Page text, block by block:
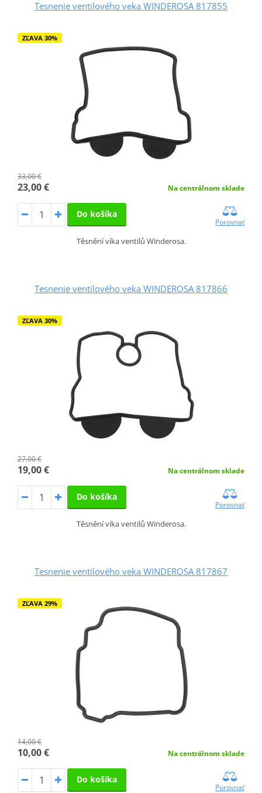
Tesnenie ventilového veka WINDEROSA 817855
ZĽAVA 30%
33,00 €
23,00 € Na centrálnom sklade
Do košíka
Porovnať
Těsnění víka ventilů Winderosa.
Tesnenie ventilového veka WINDEROSA 817866
ZĽAVA 30%
27,00 €
19,00 € Na centrálnom sklade
Do košíka
Porovnať
Těsnění víka ventilů Winderosa.
Tesnenie ventilového veka WINDEROSA 817867
ZĽAVA 29%
14,00 €
10,00 € Na centrálnom sklade
Do košíka
Porovnať